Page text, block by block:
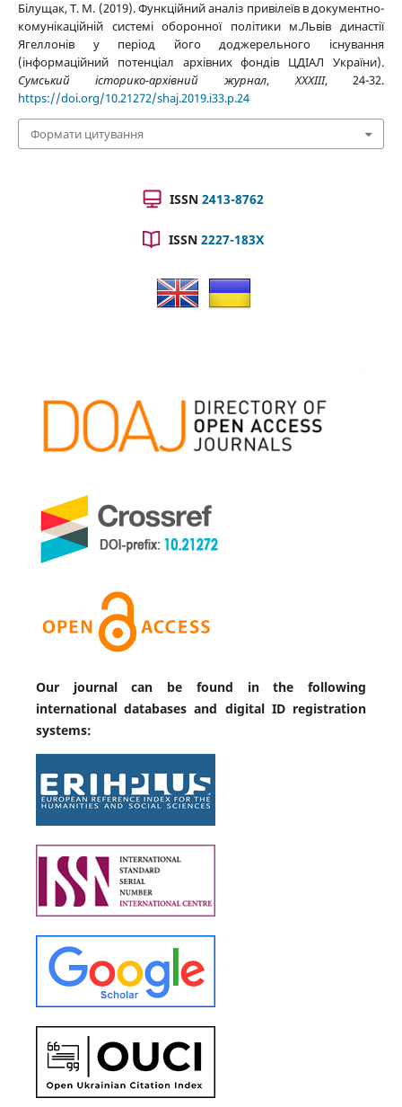
Білущак, Т. М. (2019). Функційний аналіз привілеїв в документно-
комунікаційній системі оборонної політики м.Львів династії
Ягеллонів у період його доджерельного існування
(інформаційний потенціал архівних фондів ЦДІАЛ України).
Сумський історико-архівний журнал, XXXIII, 24-32.
https://doi.org/10.21272/shaj.2019.i33.p.24
Формати цитування
ISSN 2413-8762
ISSN 2227-183X
Our journal can be found in the following
international databases and digital ID registration
systems: